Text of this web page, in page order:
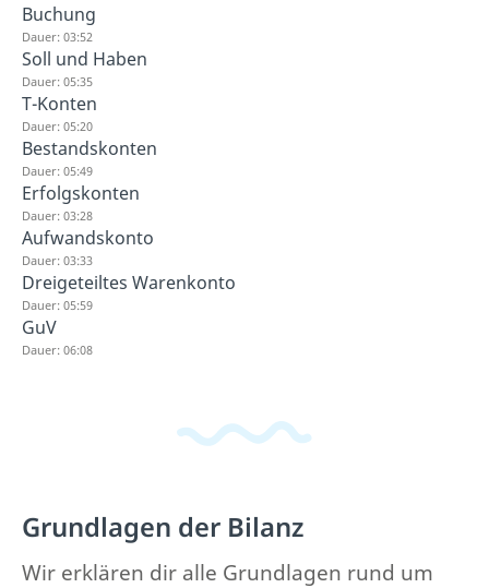
Buchung
Dauer: 03:52
Soll und Haben
Dauer: 05:35
T-Konten
Dauer: 05:20
Bestandskonten
Dauer: 05:49
Erfolgskonten
Dauer: 03:28
Aufwandskonto
Dauer: 03:33
Dreigeteiltes Warenkonto
Dauer: 05:59
GuV
Dauer: 06:08
Grundlagen der Bilanz
Wir erklären dir alle Grundlagen rund um